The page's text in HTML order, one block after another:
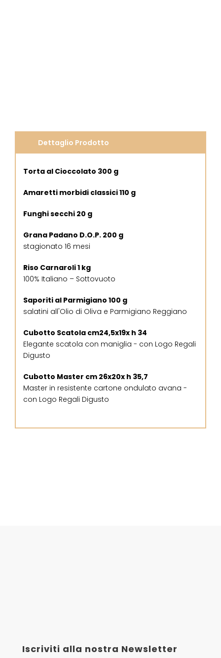
Dettaglio Prodotto
Torta al Cioccolato 300 g
Amaretti morbidi classici 110 g
Funghi secchi 20 g
Grana Padano D.O.P. 200 g
stagionato 16 mesi
Riso Carnaroli 1 kg
100% Italiano – Sottovuoto
Saporiti al Parmigiano 100 g
salatini all'Olio di Oliva e Parmigiano Reggiano
Cubotto Scatola cm24,5x19x h 34
Elegante scatola con maniglia - con Logo Regali
Digusto
Cubotto Master cm 26x20x h 35,7
Master in resistente cartone ondulato avana -
con Logo Regali Digusto
Iscriviti alla nostra Newsletter